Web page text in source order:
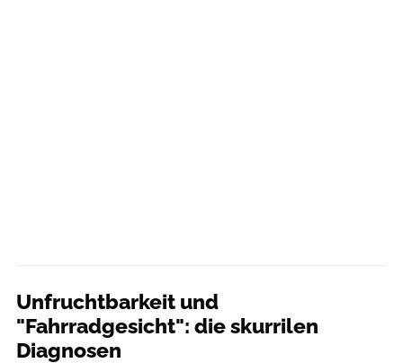
Unfruchtbarkeit und
"Fahrradgesicht": die skurrilen
Diagnosen